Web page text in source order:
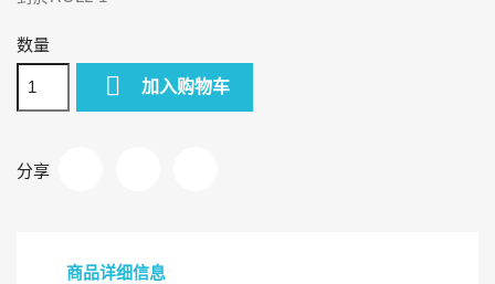
数量
 加入购物车
分享
商品详细信息